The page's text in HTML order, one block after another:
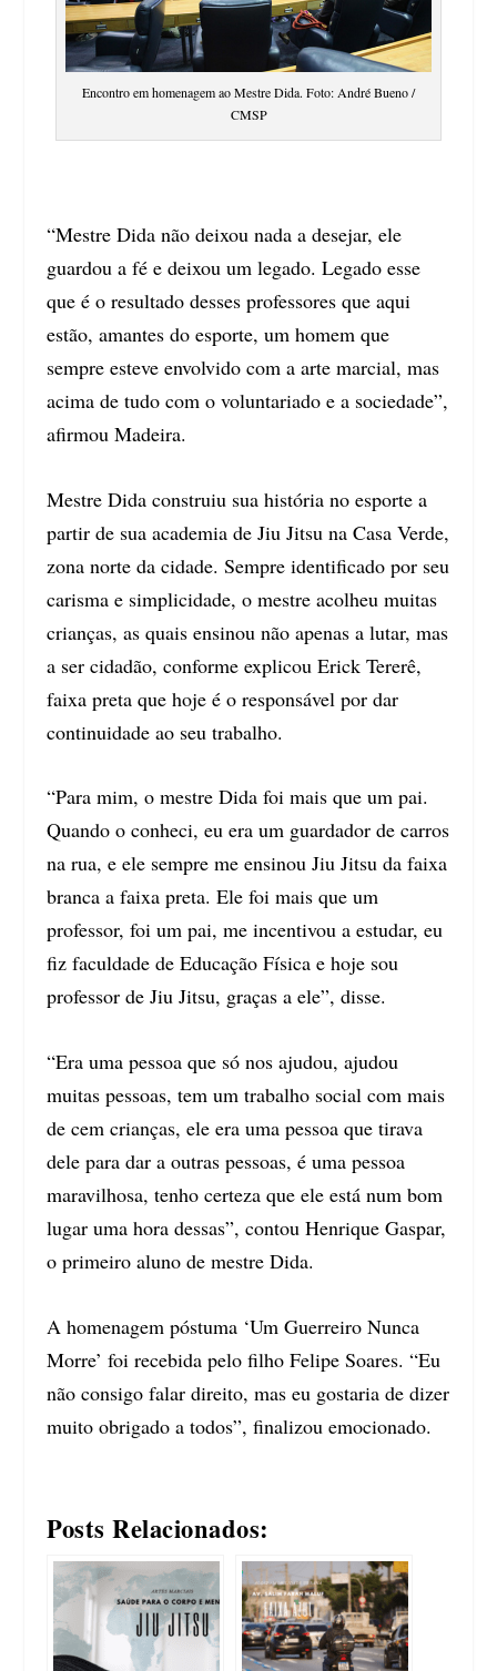
Encontro em homenagem ao Mestre Dida. Foto: André Bueno /
CMSP
“Mestre Dida não deixou nada a desejar, ele
guardou a fé e deixou um legado. Legado esse
que é o resultado desses professores que aqui
estão, amantes do esporte, um homem que
sempre esteve envolvido com a arte marcial, mas
acima de tudo com o voluntariado e a sociedade”,
afirmou Madeira.
Mestre Dida construiu sua história no esporte a
partir de sua academia de Jiu Jitsu na Casa Verde,
zona norte da cidade. Sempre identificado por seu
carisma e simplicidade, o mestre acolheu muitas
crianças, as quais ensinou não apenas a lutar, mas
a ser cidadão, conforme explicou Erick Tererê,
faixa preta que hoje é o responsável por dar
continuidade ao seu trabalho.
“Para mim, o mestre Dida foi mais que um pai.
Quando o conheci, eu era um guardador de carros
na rua, e ele sempre me ensinou Jiu Jitsu da faixa
branca a faixa preta. Ele foi mais que um
professor, foi um pai, me incentivou a estudar, eu
fiz faculdade de Educação Física e hoje sou
professor de Jiu Jitsu, graças a ele”, disse.
“Era uma pessoa que só nos ajudou, ajudou
muitas pessoas, tem um trabalho social com mais
de cem crianças, ele era uma pessoa que tirava
dele para dar a outras pessoas, é uma pessoa
maravilhosa, tenho certeza que ele está num bom
lugar uma hora dessas”, contou Henrique Gaspar,
o primeiro aluno de mestre Dida.
A homenagem póstuma ‘Um Guerreiro Nunca
Morre’ foi recebida pelo filho Felipe Soares. “Eu
não consigo falar direito, mas eu gostaria de dizer
muito obrigado a todos”, finalizou emocionado.
Posts Relacionados: